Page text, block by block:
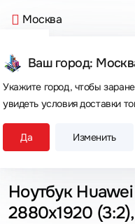
Москва
Ваш город:
Укажите город, чтобы
увидеть условия доставки
Да Изменить
Сегодня покупают
Главная
Ноутбук
2880x1920